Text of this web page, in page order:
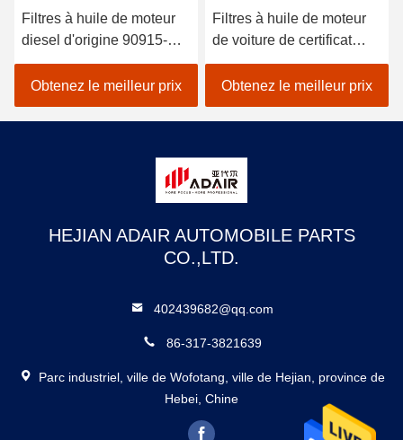
Filtres à huile de moteur
diesel d'origine 90915-
YZZJ1 90915-Yzze1 Filtre
à huile de voiture japonais
Obtenez le meilleur prix
Filtres à huile de moteur
de voiture de certificat
d'IATF 16949 17801-
21050 taille 65mm
Obtenez le meilleur prix
HEJIAN ADAIR AUTOMOBILE PARTS
CO.,LTD.
402439682@qq.com
86-317-3821639
Parc industriel, ville de Wofotang, ville de Hejian, province de
Hebei, Chine